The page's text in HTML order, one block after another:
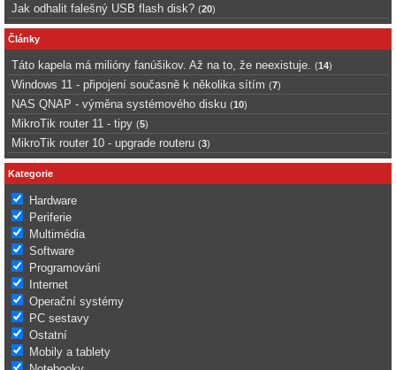
Jak odhalit falešný USB flash disk? (20)
Články
Táto kapela má milióny fanúšikov. Až na to, že neexistuje. (14)
Windows 11 - připojení současně k několika sítím (7)
NAS QNAP - výměna systémového disku (10)
MikroTik router 11 - tipy (5)
MikroTik router 10 - upgrade routeru (3)
Kategorie
Hardware
Periferie
Multimédia
Software
Programování
Internet
Operační systémy
PC sestavy
Ostatní
Mobily a tablety